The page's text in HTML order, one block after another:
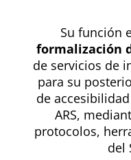
Su función
formalización
de servicios de
para su
de
ARS,
protocolos,
del